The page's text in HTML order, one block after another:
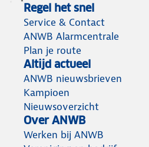
Regel het snel
Service & Contact
ANWB Alarmcentrale
Plan je route
Altijd actueel
ANWB nieuwsbrieven
Kampioen
Nieuwsoverzicht
Over ANWB
Werken bij ANWB